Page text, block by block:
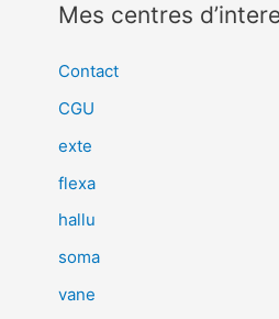
e
e
r
:
Mes centres
Contact
CGU
exte
flexa
hallu
soma
vane